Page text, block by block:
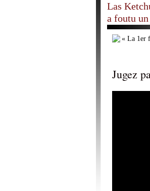
Las
a foutu
Jugez